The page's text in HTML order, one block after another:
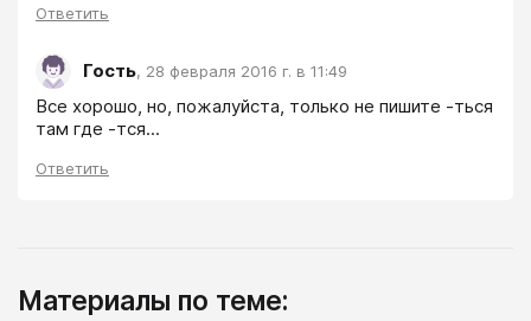
Ответить
Гость, 28 февраля 2016 г. в 11:49
Все хорошо, но, пожалуйста, только не пишите -ться
там где -тся...
Ответить
Материалы по теме: